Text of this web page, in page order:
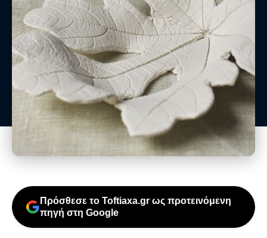
Πρόσθεσε το Toftiaxa.gr ως προτεινόμενη
πηγή στη Google